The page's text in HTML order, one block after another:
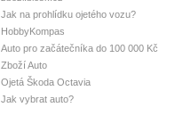
Jak na prohlídku ojetého vozu?
HobbyKompas
Auto pro začátečníka do 100 000 Kč
Zboží Auto
Ojetá Škoda Octavia
Jak vybrat auto?